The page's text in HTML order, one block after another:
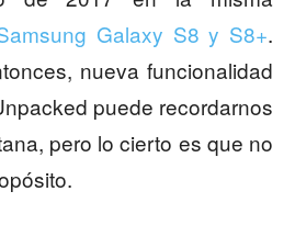
Galaxy S8 y S8+.
nueva funcionalidad
puede recordarnos
pero lo cierto es que no